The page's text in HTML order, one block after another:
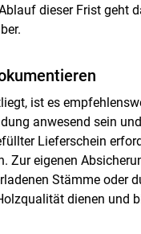
dieser Frist geht
ist es
anwesend sein
Lieferschein
Zur eigenen
Stämme oder
dienen und